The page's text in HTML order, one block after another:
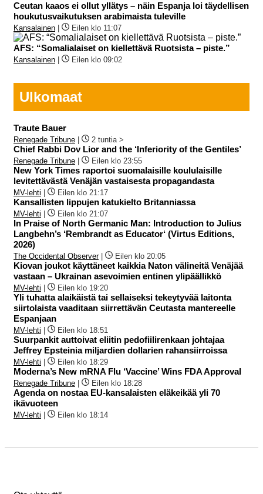
Ceutan kaaos ei ollut yllätys – näin Espanja loi täydellisen
houkutusvaikutuksen arabimaista tuleville
Kansalainen Eilen klo 11:07
AFS: “Somalialaiset on kiellettävä Ruotsista – piste.”
Kansalainen Eilen klo 09:02
Ulkomaat
Traute Bauer
Renegade Tribune 2 tuntia >
Chief Rabbi Dov Lior and the ‘Inferiority of the Gentiles’
Renegade Tribune Eilen klo 23:55
New York Times raportoi suomalaisille koululaisille
levitettävästä Venäjän vastaisesta propagandasta
MV-lehti Eilen klo 21:17
Kansallisten lippujen katukielto Britanniassa
MV-lehti Eilen klo 21:07
In Praise of North Germanic Man: Introduction to Julius
Langbehn’s ‘Rembrandt as Educator‘ (Virtus Editions,
2026)
The Occidental Observer| Eilen klo 20:05
Kiovan joukot käyttäneet kaikkia Naton välineitä Venäjää
vastaan – Ukrainan asevoimien entinen ylipäällikkö
MV-lehti Eilen klo 19:20
Yli tuhatta alaikäistä tai sellaiseksi tekeytyvää laitonta
siirtolaista vaaditaan siirrettävän Ceutasta mantereelle
Espanjaan
MV-lehti Eilen klo 18:51
Suurpankit auttoivat eliitin pedofiilirenkaan johtajaa
Jeffrey Epsteinia miljardien dollarien rahansiirroissa
MV-lehti Eilen klo 18:29
Moderna’s New mRNA Flu ‘Vaccine’ Wins FDA Approval
Renegade Tribune Eilen klo 18:28
Agenda on nostaa EU-kansalaisten eläkeikää yli 70
ikävuoteen
MV-lehti Eilen klo 18:14